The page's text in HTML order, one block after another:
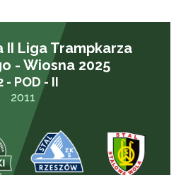
II Liga Trampkarza
- Wiosna 2025
- POD - II
2011